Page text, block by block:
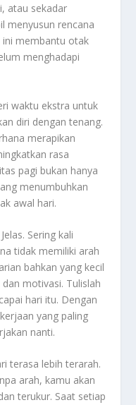
atau sekadar
menyusun rencana
ini membantu otak
menghadapi
waktu ekstra untuk
diri dengan tenang.
merapikan
rasa
pagi bukan hanya
menumbuhkan
awal hari.
Sering kali
tidak memiliki arah
bahkan yang kecil
motivasi. Tulislah
hari itu. Dengan
yang paling
nanti.
terasa lebih terarah.
arah, kamu akan
terukur. Saat setiap